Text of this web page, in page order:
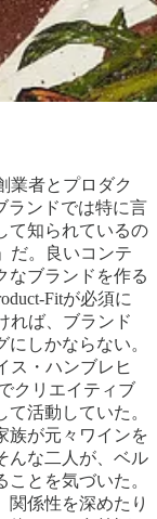
業者とプロダク
ランドでは特に言
て知られているの
」だ。良いコンテ
なブランドを作る
Fitが必須に
れば、ブランド
しかならない。
ス・ハンブレヒ
クリエイティブ
活動していた。
族が元々ワインを
んな二人が、ベル
とを気づいた。
関係性を深めたり